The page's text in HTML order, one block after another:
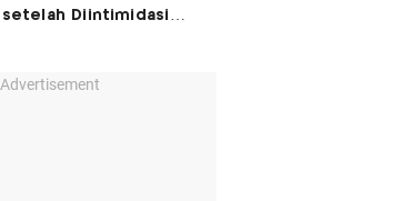
setelah Diintimidasi
Advertisement